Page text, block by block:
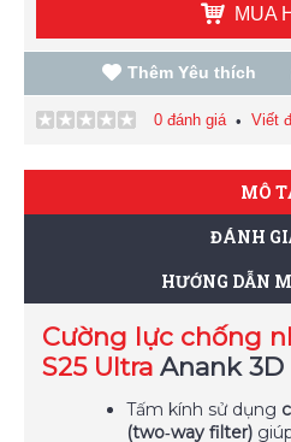
MUA
Thêm Yêu thích
0 đánh giá• Viết
MÔ
ĐÁNH
HƯỚNG DẪN
Cường lực chống
S25 Ultra Anank 3D
Tấm kính sử dụng
(two‑way filter)